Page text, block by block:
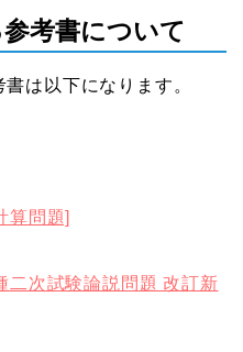
考書について
は以下になります。
算問題]
二次試験論説問題 改訂新